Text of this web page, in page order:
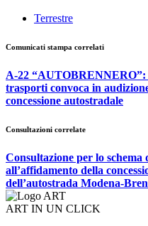
Terrestre
Comunicati stampa correlati
A-22
trasporti convoca in
concessione autostradale
Consultazioni correlate
Consultazione per lo
all’affidamento della
dell’autostrada Modena-
ART IN UN CLICK